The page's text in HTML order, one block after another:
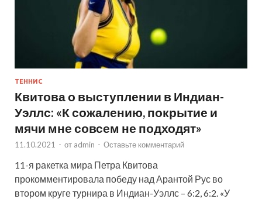
ТЕННИС
Квитова о выступлении в Индиан-
Уэллс: «К сожалению, покрытие и
мячи мне совсем не подходят»
11.10.2021 - от admin - Оставьте комментарий
11-я ракетка мира Петра Квитова
прокомментировала победу над Арантой Рус во
втором круге турнира в Индиан-Уэллс – 6:2, 6:2. «У